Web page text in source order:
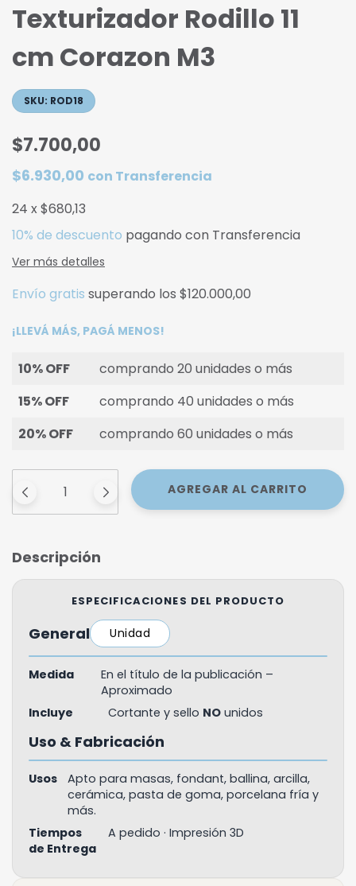
Texturizador Rodillo 11
cm Corazon M3
SKU: ROD18
$7.700,00
$6.930,00 con Transferencia
24 x$680,13
10% de descuento pagando con Transferencia
Ver más detalles
Envío gratis superando los $120.000,00
¡LLEVÁ MÁS, PAGÁ MENOS!
10% OFF
comprando 20 unidades o más
15% OFF
comprando 40 unidades o más
20% OFF
comprando 60 unidades o más
Descripción
ESPECIFICACIONES DEL PRODUCTO
General Unidad
Medida
En el título de la publicación –
Aproximado
Incluye
Cortante y sello NO unidos
Uso & Fabricación
Usos
Apto para masas, fondant, ballina, arcilla,
cerámica, pasta de goma, porcelana fría y
más.
Tiempos
de Entrega
A pedido · Impresión 3D